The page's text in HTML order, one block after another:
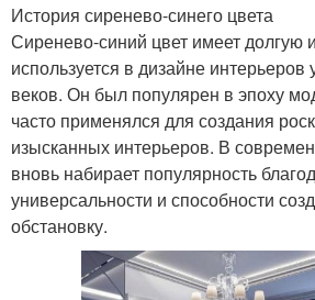
История сиренево-синего цвета
Сиренево-синий цвет имеет долгую
используется в дизайне интерьеров
веков. Он был популярен в эпоху
часто применялся для создания
изысканных интерьеров. В
вновь набирает популярность
универсальности и способности
обстановку.